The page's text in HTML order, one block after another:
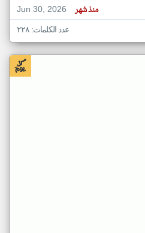
Jun 30, 2026
منذ شهر
عدد الكلمات: ٢٢٨